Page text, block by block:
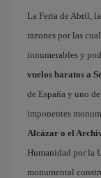
La Feria de Abril,
razones por las
innumerables y
vuelos baratos a
de España y uno
imponentes
Alcázar o el
Humanidad por la
monumental